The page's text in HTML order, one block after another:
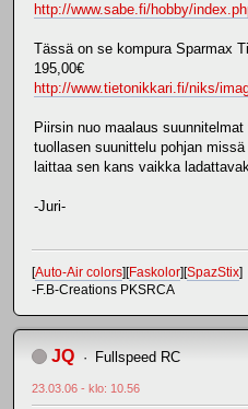
http://www.sabe.fi/hobby/
Tässä on se kompura Sparmax
195,00€
http://www.tietonikkari.fi/niks/
Piirsin nuo maalaus
tuollasen suunittelu pohjan
laittaa sen kans vaikka
-Juri-
[Auto-Air colors][Faskolor][SpazStix]
-F.B-Creations PKSRCA
JQ Fullspeed RC
23.03.06 - klo: 10.56